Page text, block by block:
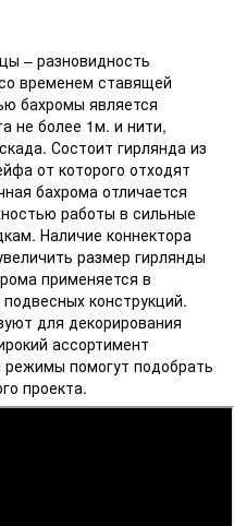
– разновидность
временем ставящей
бахромы является
не более 1м. и нити,
Состоит гирлянда из
от которого отходят
бахрома отличается
работы в сильные
Наличие коннектора
размер гирлянды
применяется в
конструкций.
для декорирования
ассортимент
помогут подобрать
проекта.